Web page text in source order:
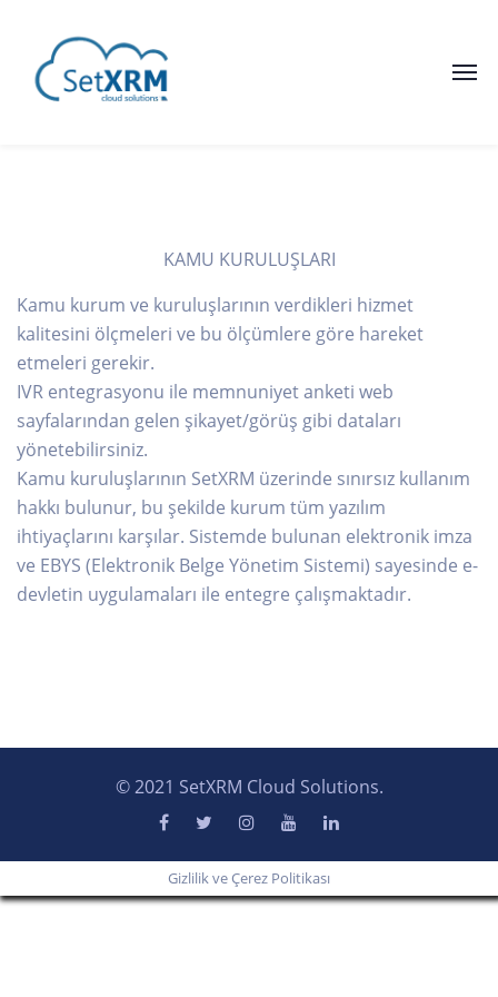
KAMU KURULUŞLARI
Kamu kurum ve kuruluşlarının verdikleri hizmet
kalitesini ölçmeleri ve bu ölçümlere göre hareket
etmeleri gerekir.
IVR entegrasyonu ile memnuniyet anketi web
sayfalarından gelen şikayet/görüş gibi dataları
yönetebilirsiniz.
Kamu kuruluşlarının SetXRM üzerinde sınırsız kullanım
hakkı bulunur, bu şekilde kurum tüm yazılım
ihtiyaçlarını karşılar. Sistemde bulunan elektronik imza
ve EBYS (Elektronik Belge Yönetim Sistemi) sayesinde e-
devletin uygulamaları ile entegre çalışmaktadır.
© 2021 SetXRM Cloud Solutions.
Gizlilik ve Çerez Politikası